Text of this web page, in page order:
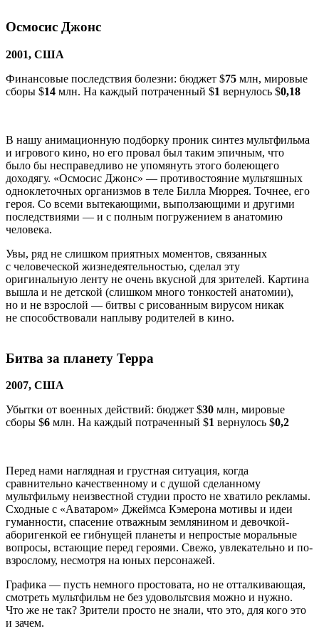
Осмосис Джонс
2001, США
Финансовые последствия болезни: бюджет $75 млн, мировые
сборы $14 млн. На каждый потраченный $1 вернулось $0,18
В нашу анимационную подборку проник синтез мультфильма
и игрового кино, но его провал был таким эпичным, что
было бы несправедливо не упомянуть этого болеющего
доходягу. «Осмосис Джонс» — противостояние мультяшных
одноклеточных организмов в теле Билла Мюррея. Точнее, его
героя. Со всеми вытекающими, выползающими и другими
последствиями — и с полным погружением в анатомию
человека.
Увы, ряд не слишком приятных моментов, связанных
с человеческой жизнедеятельностью, сделал эту
оригинальную ленту не очень вкусной для зрителей. Картина
вышла и не детской (слишком много тонкостей анатомии),
но и не взрослой — битвы с рисованным вирусом никак
не способствовали наплыву родителей в кино.
Битва за планету Терра
2007, США
Убытки от военных действий: бюджет $30 млн, мировые
сборы $6 млн. На каждый потраченный $1 вернулось $0,2
Перед нами наглядная и грустная ситуация, когда
сравнительно качественному и с душой сделанному
мультфильму неизвестной студии просто не хватило рекламы.
Сходные с «Аватаром» Джеймса Кэмерона мотивы и идеи
гуманности, спасение отважным землянином и девочкой-
аборигенкой ее гибнущей планеты и непростые моральные
вопросы, встающие перед героями. Свежо, увлекательно и по-
взрослому, несмотря на юных персонажей.
Графика — пусть немного простовата, но не отталкивающая,
смотреть мультфильм не без удовольтсвия можно и нужно.
Что же не так? Зрители просто не знали, что это, для кого это
и зачем.